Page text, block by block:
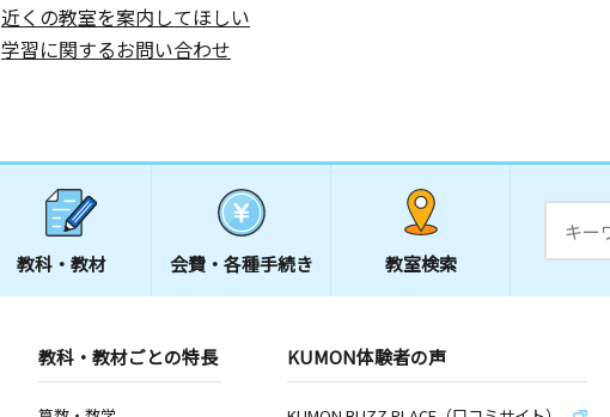
近くの教室を案内してほしい
学習に関するお問い合わせ
教科・教材 会費・ 各種手続き 教室検索
教科・教材ごとの特長 KUMON体験者の声